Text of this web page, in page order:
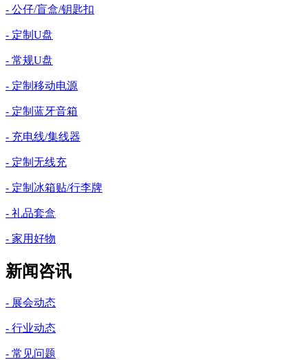
- 公仔/盲盒/钥匙扣
- 定制U盘
- 常规U盘
- 定制移动电源
- 定制蓝牙音箱
- 充电线/集线器
- 定制无线充
- 定制冰箱贴/行李牌
- 礼品套盒
- 家用好物
新闻咨讯
- 展会动态
- 行业动态
- 常见问题